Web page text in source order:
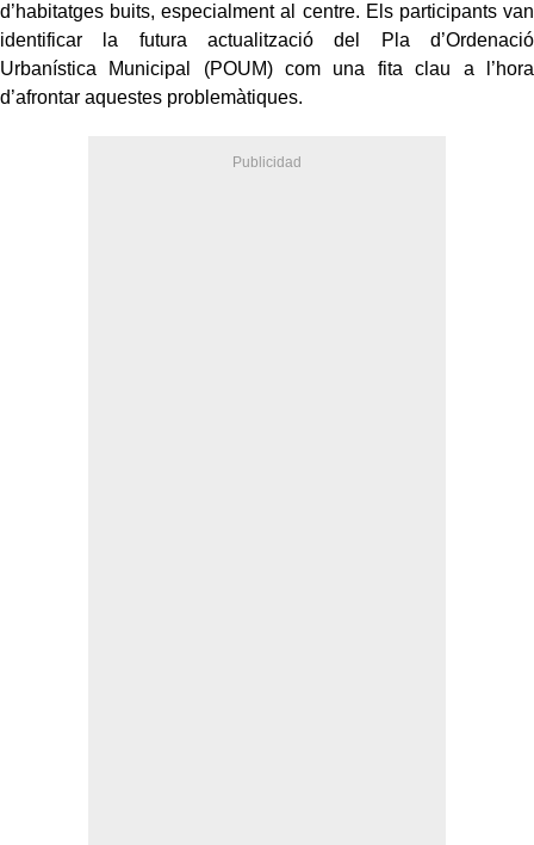
d’habitatges buits, especialment al centre. Els participants van
identificar la futura actualització del Pla d’Ordenació
Urbanística Municipal (POUM) com una fita clau a l’hora
d’afrontar aquestes problemàtiques.